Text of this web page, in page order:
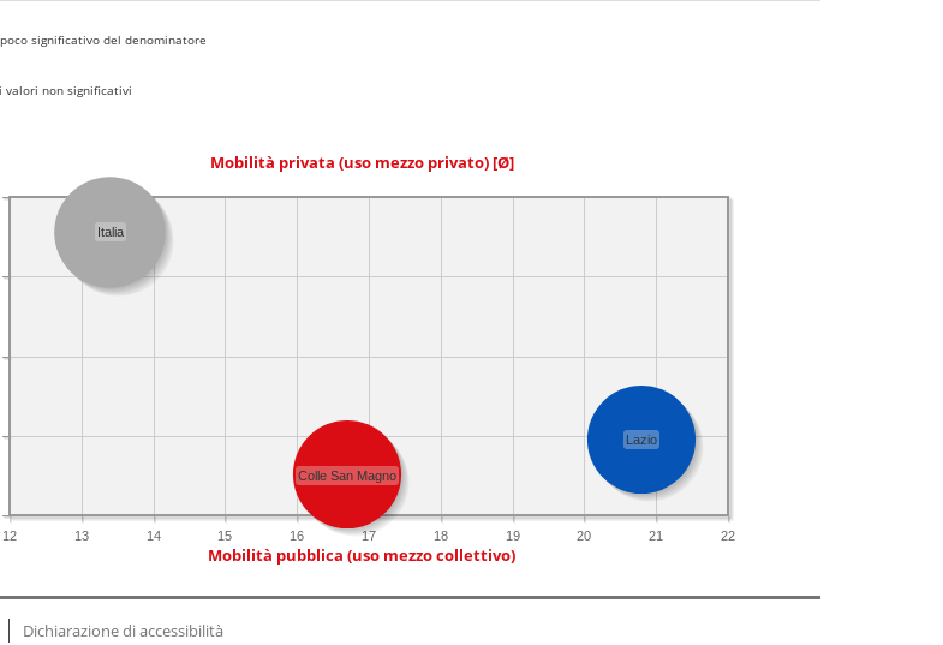
significativo del denominatore
valori non significativi
Mobilità privata (uso mezzo privato) [Ø]
12 13 14 15 16 17 18 19 20 21 22
Italia
Colle San Magno
Lazio
Mobilità pubblica (uso mezzo collettivo)
Dichiarazione di accessibilità